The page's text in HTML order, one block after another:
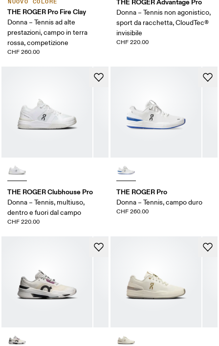
NUOVO COLORE
THE ROGER Pro Fire Clay
Donna – Tennis ad alte
prestazioni, campo in terra
rossa, competizione
CHF 260.00
THE ROGER Advantage Pro
Donna – Tennis non agonistico,
sport da racchetta, CloudTec®
invisibile
CHF 220.00
THE ROGER Clubhouse Pro
Donna – Tennis, multiuso,
dentro e fuori dal campo
CHF 220.00
THE ROGER Pro
Donna – Tennis, campo duro
CHF 260.00